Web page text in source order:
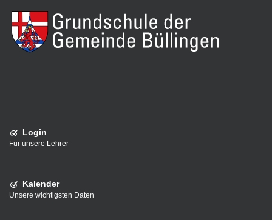
Login
Für unsere Lehrer
Kalender
Unsere wichtigsten Daten